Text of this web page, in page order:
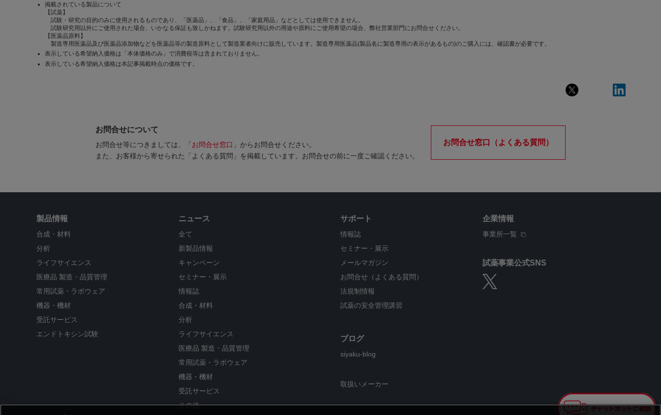
掲載されている製品について
【試薬】
試験・研究の目的のみに使用されるものであり、「医薬品」、「食品」、「家庭用品」などとしては使用できません。
試験研究用以外にご使用された場合、いかなる保証も致しかねます。試験研究用以外の用途や原料にご使用希望の場合、弊社営業部門にお問合せください。
【医薬品原料】
製造専用医薬品及び医薬品添加物などを医薬品等の製造原料として製造業者向けに販売しています。製造専用医薬品(製品名に製造専用の表示があるもの)のご購入には、確認書が必要です。
表示している希望納入価格は「本体価格のみ」で消費税等は含まれておりません。
表示している希望納入価格は本記事掲載時点の価格です。
お問合せについて
お問合せ等につきましては、「 お問合せ窓口 」からお問合せください。
また、お客様から寄せられた「よくある質問」を掲載しています。お問合せの前に一度ご確認ください。
お問合せ窓口（よくある質問）
製品情報
合成・材料
分析
ライフサイエンス
医療品 製造・品質管理
常用試薬・ラボウェア
機器・機材
受託サービス
エンドトキシン試験
ニュース
全て
新製品情報
キャンペーン
セミナー・展示
情報誌
合成・材料
分析
ライフサイエンス
医療品 製造・品質管理
常用試薬・ラボウェア
機器・機材
受託サービス
その他
サポート
情報誌
セミナー・展示
メールマガジン
お問合せ（よくある質問）
法規制情報
試薬の安全管理講習
ブログ
siyaku-blog
取扱いメーカー
企業情報
事業所一覧
試薬事業公式SNS